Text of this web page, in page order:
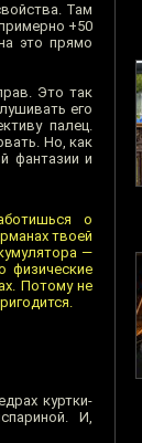
Там
+50
это прямо
Это так
его
палец.
Но, как
фантазии и
о
твоей
—
физические
Потому не
куртки-
И,